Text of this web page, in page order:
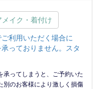
メイク・着付け
利用いただく場合に
っておりません。スタ
承ってしまうと、ご予約いた
別のお客様により激しく損傷